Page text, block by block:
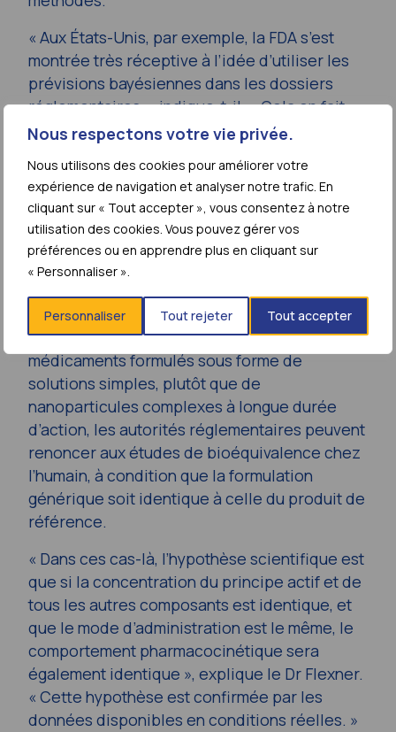
Nous respectons votre vie privée.
Nous utilisons des cookies pour améliorer votre
expérience de navigation et analyser notre trafic. En
cliquant sur « Tout accepter », vous consentez à notre
utilisation des cookies. Vous pouvez gérer vos
préférences ou en apprendre plus en cliquant sur
« Personnaliser ».
Personnaliser Tout rejeter Tout accepter
« Aux États-Unis, par exemple, la FDA s’est
montrée très réceptive à l’idée d’utiliser les
prévisions bayésiennes dans les dossiers
réglementaires », indique-t-il. « Cela en fait
une voie très prometteuse. »
Des dérogations aux études
de bioéquivalence pour
certaines formulations
La seconde approche, potentiellement la plus
déterminante, consiste à étendre le recours
aux dérogations aux études de
bioéquivalence (biowaivers). Pour les
médicaments formulés sous forme de
solutions simples, plutôt que de
nanoparticules complexes à longue durée
d’action, les autorités réglementaires peuvent
renoncer aux études de bioéquivalence chez
l’humain, à condition que la formulation
générique soit identique à celle du produit de
référence.
« Dans ces cas-là, l’hypothèse scientifique est
que si la concentration du principe actif et de
tous les autres composants est identique, et
que le mode d’administration est le même, le
comportement pharmacocinétique sera
également identique », explique le Dr Flexner.
« Cette hypothèse est confirmée par les
données disponibles en conditions réelles. »